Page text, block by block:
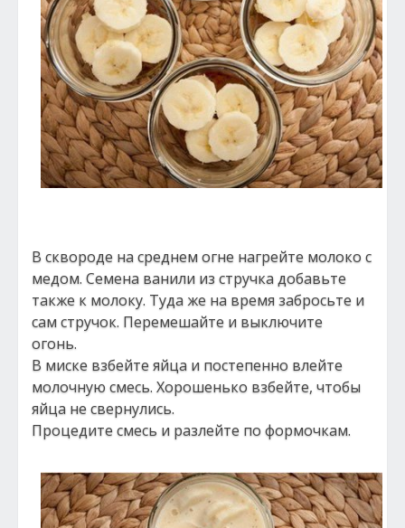
В сквороде на среднем огне нагрейте молоко с
медом. Семена ванили из стручка добавьте
также к молоку. Туда же на время забросьте и
сам стручок. Перемешайте и выключите
огонь.
В миске взбейте яйца и постепенно влейте
молочную смесь. Хорошенько взбейте, чтобы
яйца не свернулись.
Процедите смесь и разлейте по формочкам.